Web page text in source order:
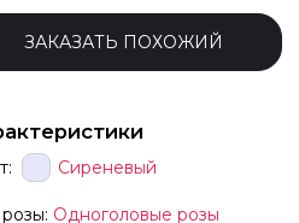
ЗАКАЗАТЬ ПОХОЖИЙ
Сиреневый
Одноголовые розы